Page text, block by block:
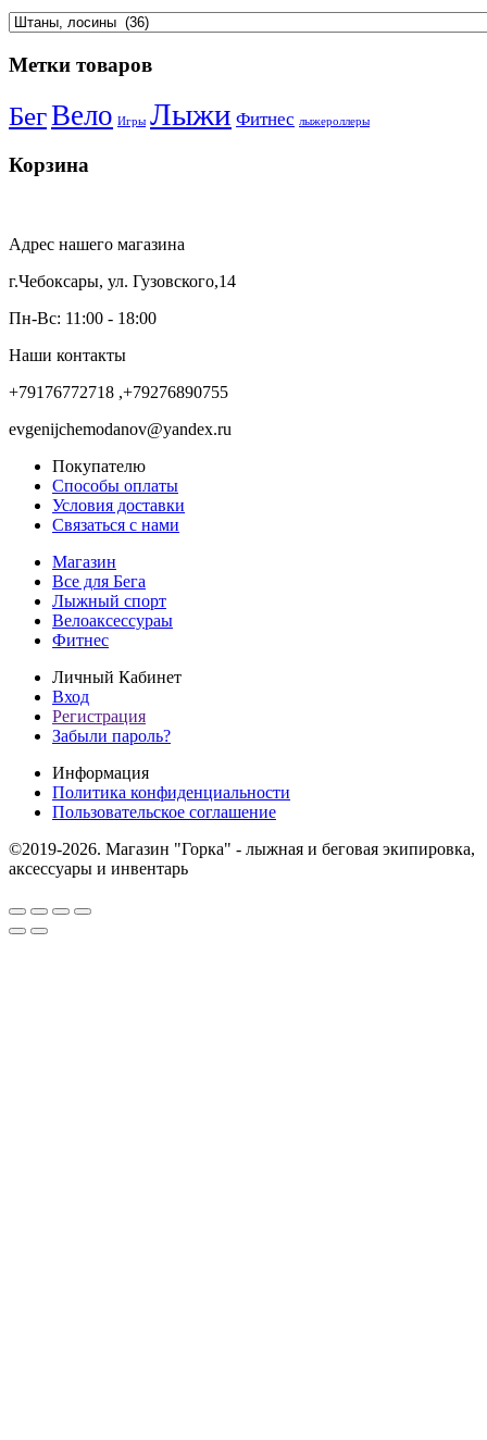
Метки товаров
БегВело Игры Лыжи Фитнес лыжероллеры
Корзина
Адрес нашего магазина
г.Чебоксары, ул. Гузовского,14
Пн-Вс: 11:00 - 18:00
Наши контакты
+79176772718 ,+79276890755
evgenijchemodanov@yandex.ru
Покупателю
Способы оплаты
Условия доставки
Связаться с нами
Магазин
Все для Бега
Лыжный спорт
Велоаксессураы
Фитнес
Личный Кабинет
Вход
Регистрация
Забыли пароль?
Информация
Политика конфиденциальности
Пользовательское соглашение
©2019-2026. Магазин "Горка" - лыжная и беговая экипировка,
аксессуары и инвентарь